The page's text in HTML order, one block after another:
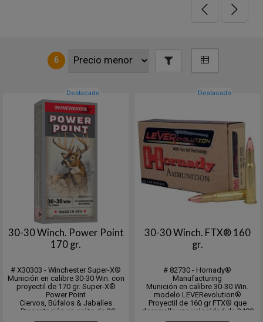
6
Destacado
30-30 Winch. Power Point
170 gr.
# X30303 - Winchester Super-X®
Munición en calibre 30-30 Win. con
proyectil de 170 gr. Super-X®
Power Point
Ciervos, Búfalos & Jabalíes
- Presentación en cajita de 20
Unidades. Master de 200.
Destacado
30-30 Winch. FTX® 160
gr.
# 82730 - Hornady®
Manufacturing
Munición en calibre 30-30 Win.
modelo LEVERevolution®
Proyectil de 160 gr FTX® que
desarrolla una velocidad de 2400
fps. y una energia de 2046 fps/lb.